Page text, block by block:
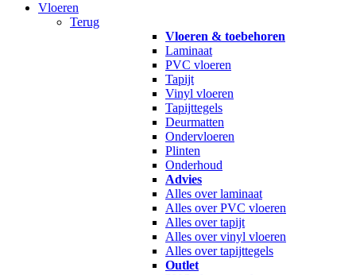
Vloeren
Terug
Vloeren & toebehoren
Laminaat
PVC vloeren
Tapijt
Vinyl vloeren
Tapijttegels
Deurmatten
Ondervloeren
Plinten
Onderhoud
Advies
Alles over laminaat
Alles over PVC vloeren
Alles over tapijt
Alles over vinyl vloeren
Alles over tapijttegels
Outlet